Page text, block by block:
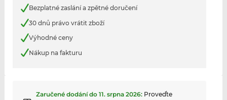
Bezplatné zaslání a zpětné doručení
30 dnů právo vrátit zboží
Výhodné ceny
Nákup na fakturu
Zaručené dodání do 11. srpna 2026: Proveďte